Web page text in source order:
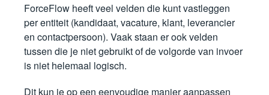
ForceFlow heeft veel velden die kunt vastleggen
per entiteit (kandidaat, vacature, klant, leverancier
en contactpersoon). Vaak staan er ook velden
tussen die je niet gebruikt of de volgorde van invoer
is niet helemaal logisch.
Dit kun je op een eenvoudige manier aanpassen